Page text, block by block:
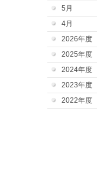
5月
4月
2026年度
2025年度
2024年度
2023年度
2022年度